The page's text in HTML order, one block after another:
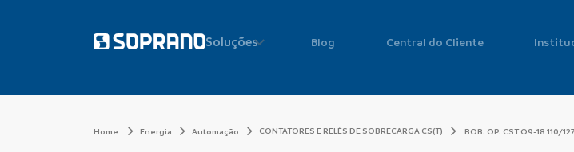
Soluções Blog Central do Cliente
Home Energia Automação CONTATORES E RELÉS DE SOBRECARGA CS(T) BOB. OP. CST O9-18 110/